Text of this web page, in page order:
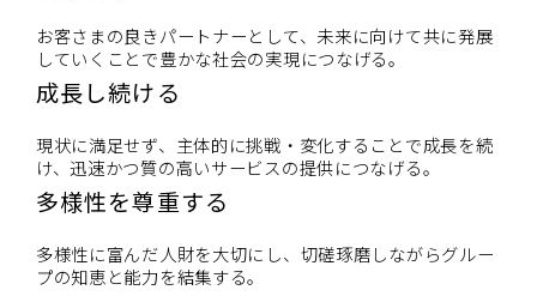
お客さまの良きパートナーとして、未来に向けて共に発展
していくことで豊かな社会の実現につなげる。
成長し続ける
現状に満足せず、主体的に挑戦・変化することで成長を続
け、迅速かつ質の高いサービスの提供につなげる。
多様性を尊重する
多様性に富んだ人財を大切にし、切磋琢磨しながらグルー
プの知恵と能力を結集する。